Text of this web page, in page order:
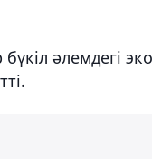
әлемдегі